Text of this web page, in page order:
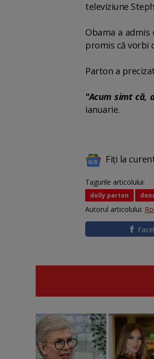
televiziune
Obama a admis
promis că vorbi
Parton a
"Acum simt că,
ianuarie.
Fiți la
Tagurile articolului:
dolly parton
Autorul articolului: